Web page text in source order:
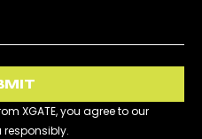
XGATE, you agree to our
responsibly.